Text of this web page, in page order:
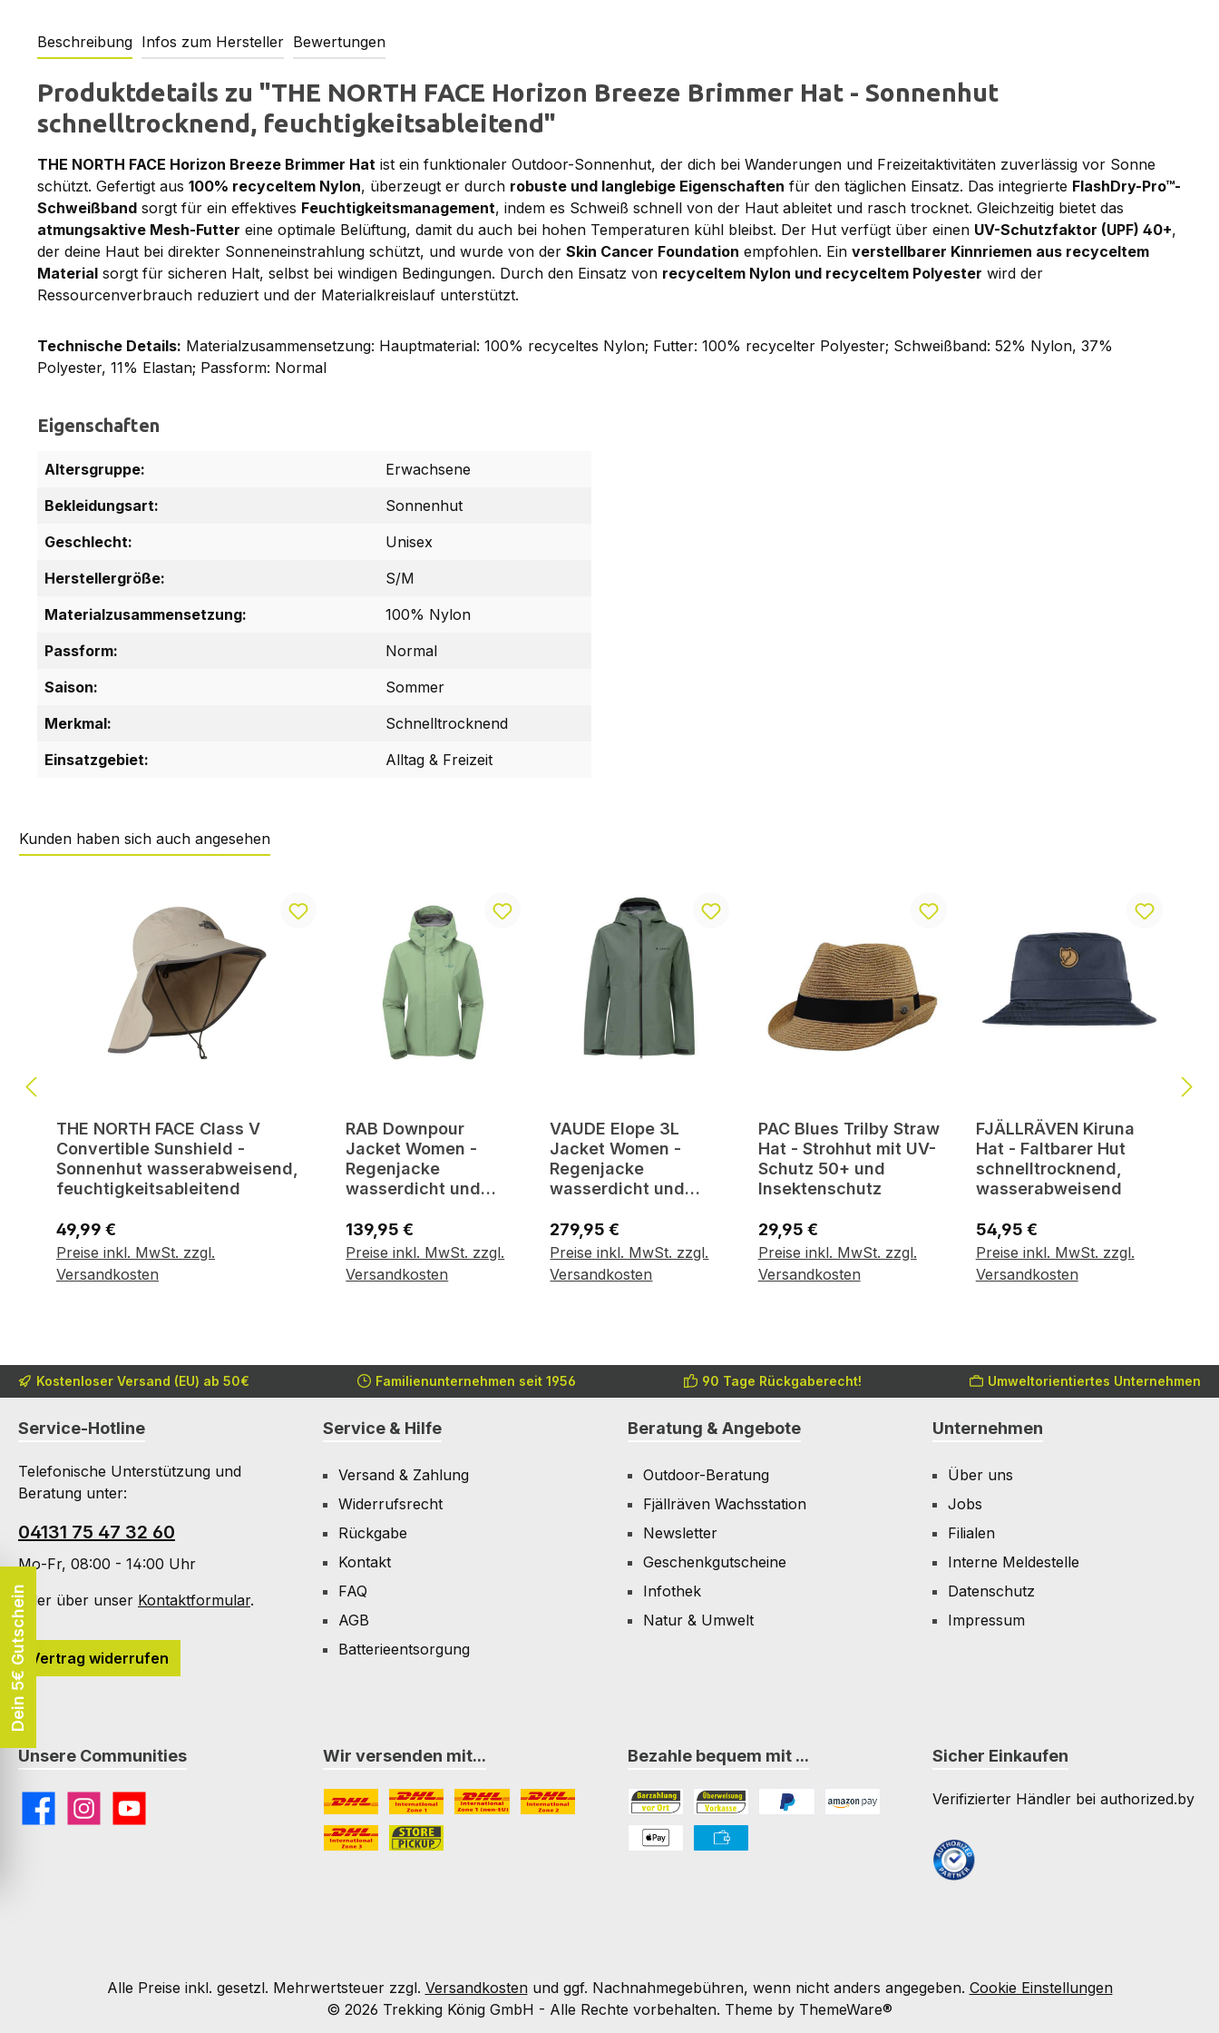
Beschreibung Infos zum Hersteller Bewertungen
Produktdetails zu "THE NORTH FACE Horizon Breeze Brimmer Hat - Sonnenhut
schnelltrocknend, feuchtigkeitsableitend"
THE NORTH FACE Horizon Breeze Brimmer Hat ist ein funktionaler Outdoor-Sonnenhut, der dich bei Wanderungen und Freizeitaktivitäten zuverlässig vor Sonne
schützt. Gefertigt aus 100% recyceltem Nylon, überzeugt er durch robuste und langlebige Eigenschaften für den täglichen Einsatz. Das integrierte FlashDry-Pro™-
Schweißband sorgt für ein effektives Feuchtigkeitsmanagement, indem es Schweiß schnell von der Haut ableitet und rasch trocknet. Gleichzeitig bietet das
atmungsaktive Mesh-Futter eine optimale Belüftung, damit du auch bei hohen Temperaturen kühl bleibst. Der Hut verfügt über einen UV-Schutzfaktor (UPF) 40+,
der deine Haut bei direkter Sonneneinstrahlung schützt, und wurde von der Skin Cancer Foundation empfohlen. Ein verstellbarer Kinnriemen aus recyceltem
Material sorgt für sicheren Halt, selbst bei windigen Bedingungen. Durch den Einsatz von recyceltem Nylon und recyceltem Polyester wird der
Ressourcenverbrauch reduziert und der Materialkreislauf unterstützt.
Technische Details: Materialzusammensetzung: Hauptmaterial: 100% recyceltes Nylon; Futter: 100% recycelter Polyester; Schweißband: 52% Nylon, 37%
Polyester, 11% Elastan; Passform: Normal
Eigenschaften
Altersgruppe:
Erwachsene
Bekleidungsart:
Sonnenhut
Geschlecht:
Unisex
Herstellergröße:
S/M
Materialzusammensetzung:
100% Nylon
Passform:
Normal
Saison:
Sommer
Merkmal:
Schnelltrocknend
Einsatzgebiet:
Alltag & Freizeit
Kunden haben sich auch angesehen
THE NORTH FACE Class V
Convertible Sunshield -
Sonnenhut wasserabweisend,
feuchtigkeitsableitend
Regulärer Preis:
49,99 €
Preise inkl. MwSt. zzgl.
VersandkostenIn den Warenkorb
RAB Downpour
Jacket Women -
Regenjacke
wasserdicht und
Regulärer Preis:
139,95 €
Preise inkl. MwSt. zzgl.
Versandkosten
In den Warenkorb
VAUDE Elope 3L
Jacket Women -
Regenjacke
wasserdicht und
Regulärer Preis:
279,95 €
Preise inkl. MwSt. zzgl.
Versandkosten
In den Warenkorb
PAC Blues Trilby Straw
Hat - Strohhut mit UV-
Schutz 50+ und
Insektenschutz
Regulärer Preis:
29,95 €
Preise inkl. MwSt. zzgl.
Versandkosten
In den Warenkorb
FJÄLLRÄVEN Kiruna
Hat - Faltbarer Hut
schnelltrocknend,
wasserabweisend
Regulärer Preis:
54,95 €
Preise inkl. MwSt. zzgl.
Versandkosten
In den Warenkorb
Kostenloser Versand (EU) ab 50€ Familienunternehmen seit 1956 90 Tage Rückgaberecht! Umweltorientiertes Unternehmen
Service-Hotline
Telefonische Unterstützung und
Beratung unter:
04131 75 47 32 60
Mo-Fr, 08:00 - 14:00 Uhr
Oder über unser Kontaktformular.
Vertrag widerrufen
Service & Hilfe
Versand & Zahlung
Widerrufsrecht
Rückgabe
Kontakt
FAQ
AGB
Batterieentsorgung
Beratung & Angebote
Outdoor-Beratung
Fjällräven Wachsstation
Newsletter
Geschenkgutscheine
Infothek
Natur & Umwelt
Unternehmen
Über uns
Jobs
Filialen
Interne Meldestelle
Datenschutz
Impressum
Unsere Communities
FacebookInstagramYouTube
Wir versenden mit...
DHL DHL Paket International Zone 1
DHL Paket International Zone 1 (non-EU)
DHL Paket International Zone 2
Bezahle bequem mit ...
Bezahlung in der Filiale
Vorkasse
Sicher Einkaufen
Verifizierter Händler bei authorized.by
Alle Preise inkl. gesetzl. Mehrwertsteuer zzgl. Versandkostenund ggf. Nachnahmegebühren, wenn nicht anders angegeben. Cookie Einstellungen
© 2026 Trekking König GmbH - Alle Rechte vorbehalten. Theme by ThemeWare®
Dein 5€ Gutschein